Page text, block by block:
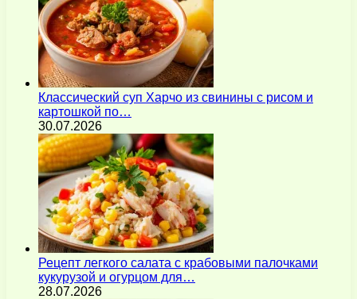
Классический суп Харчо из свинины с рисом и
картошкой по…
30.07.2026
Рецепт легкого салата с крабовыми палочками
кукурузой и огурцом для…
28.07.2026